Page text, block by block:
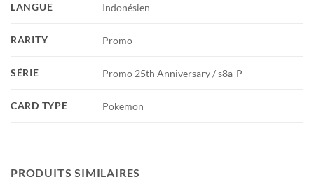
LANGUE Indonésien
RARITY Promo
SÉRIE Promo 25th Anniversary / s8a-P
CARD TYPE Pokemon
PRODUITS SIMILAIRES